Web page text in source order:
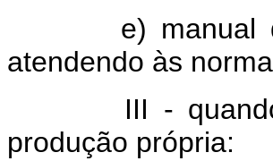
e) manual de
atendendo às
III - quando
produção própria: